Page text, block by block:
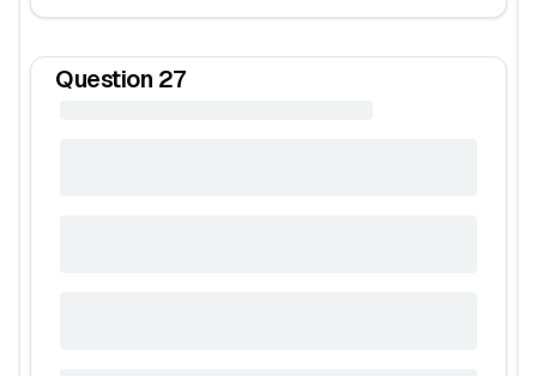
Question 27